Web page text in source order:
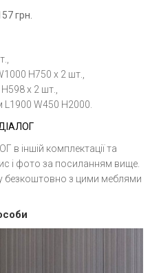
грн.
H750 х 2 шт.,
х 2 шт.,
L1900 W450 H2000.
ДІАЛОГ
в іншій комплектації та
і фото за посиланням вище.
безкоштовно з цими меблями